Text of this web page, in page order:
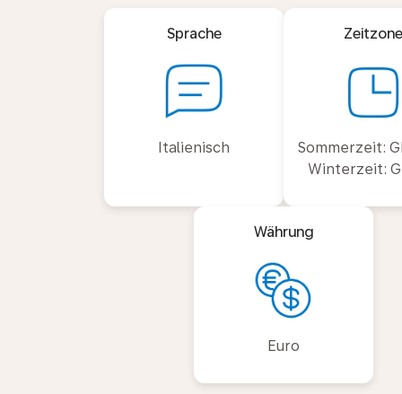
Sprache
Italienisch
Zeitzone
Sommerzeit:
Winterzeit:
Währung
Euro